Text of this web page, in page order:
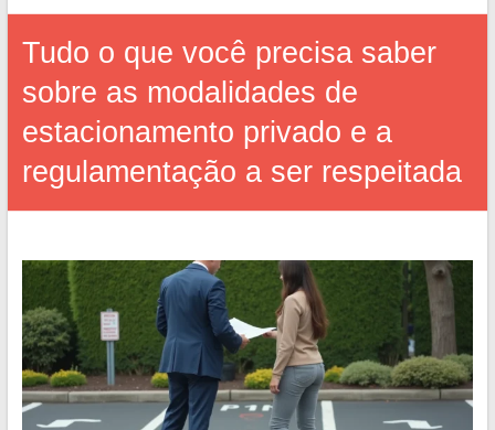
Tudo o que você precisa saber
sobre as modalidades de
estacionamento privado e a
regulamentação a ser respeitada